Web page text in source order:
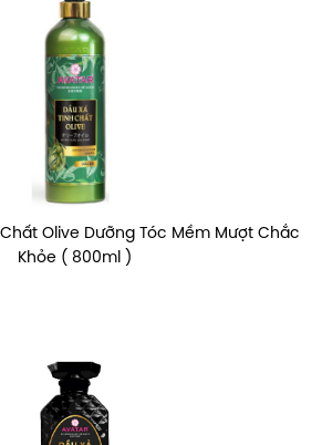
Olive Dưỡng Tóc Mềm Mượt Chắc
Khỏe ( 800ml )